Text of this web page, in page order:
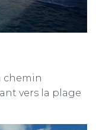
chemin
vers la plage